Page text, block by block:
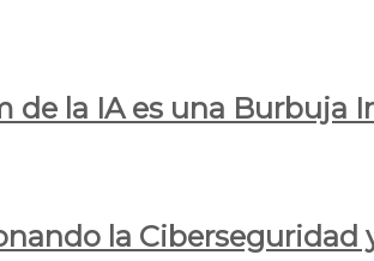
de la IA es una Burbuja
la Ciberseguridad